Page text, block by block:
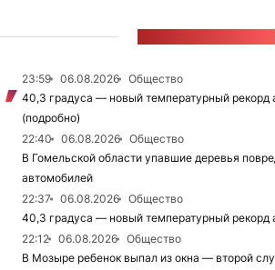
23:59 06.08.2026
Общество
40,3 градуса — новый температурный рекорд
(подробно)
22:40
06.08.2026
Общество
В Гомельской области упавшие деревья
автомобилей
22:37
06.08.2026
Общество
40,3 градуса — новый температурный рекорд
22:12
06.08.2026
Общество
В Мозыре ребенок выпал из окна — второй